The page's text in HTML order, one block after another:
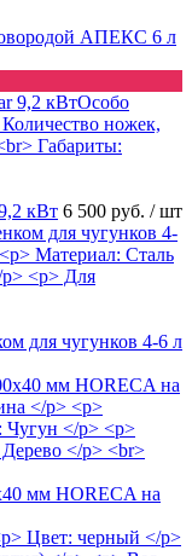
АПЕКС 6 л
кВт 6 500 руб. / шт
для чугунков 4-6 л
мм HORECA на